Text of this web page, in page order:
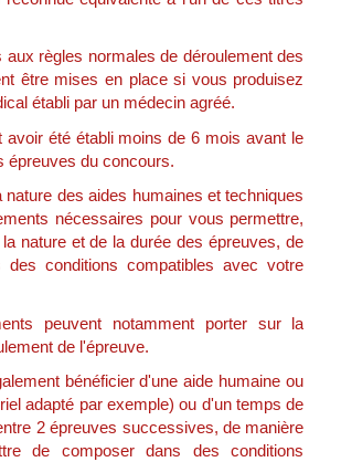
aux règles normales de déroulement des
être mises en place si vous produisez
établi par un médecin agréé.
avoir été établi moins de 6 mois avant le
épreuves du concours.
nature des aides humaines et techniques
nécessaires pour vous permettre,
nature et de la durée des épreuves, de
des conditions compatibles avec votre
peuvent notamment porter sur la
de l'épreuve.
bénéficier d'une aide humaine ou
adapté par exemple) ou d'un temps de
2 épreuves successives, de manière
de composer dans des conditions